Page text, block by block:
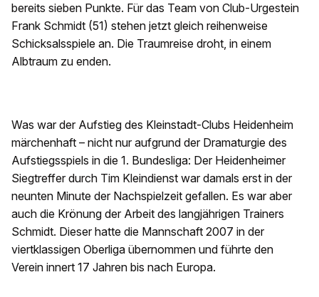
bereits sieben Punkte. Für das Team von Club-Urgestein
Frank Schmidt (51) stehen jetzt gleich reihenweise
Schicksalsspiele an. Die Traumreise droht, in einem
Albtraum zu enden.
Was war der Aufstieg des Kleinstadt-Clubs Heidenheim
märchenhaft – nicht nur aufgrund der Dramaturgie des
Aufstiegsspiels in die 1. Bundesliga: Der Heidenheimer
Siegtreffer durch Tim Kleindienst war damals erst in der
neunten Minute der Nachspielzeit gefallen. Es war aber
auch die Krönung der Arbeit des langjährigen Trainers
Schmidt. Dieser hatte die Mannschaft 2007 in der
viertklassigen Oberliga übernommen und führte den
Verein innert 17 Jahren bis nach Europa.